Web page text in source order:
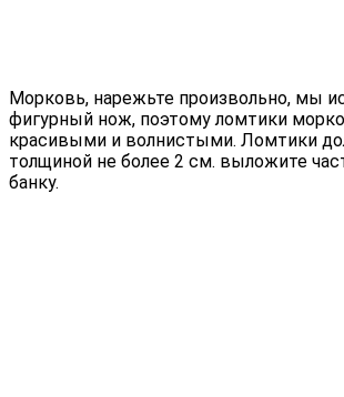
Морковь, нарежьте произвольно, мы
фигурный нож, поэтому ломтики
красивыми и волнистыми. Ломтики
толщиной не более 2 см. выложите
банку.